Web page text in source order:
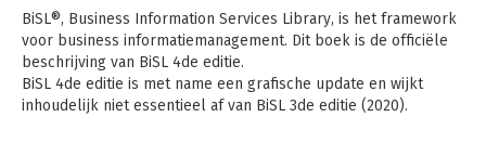
BiSL®, Business Information Services Library, is het framework
voor business informatiemanagement. Dit boek is de officiële
beschrijving van BiSL 4de editie.
BiSL 4de editie is met name een grafische update en wijkt
inhoudelijk niet essentieel af van BiSL 3de editie (2020).